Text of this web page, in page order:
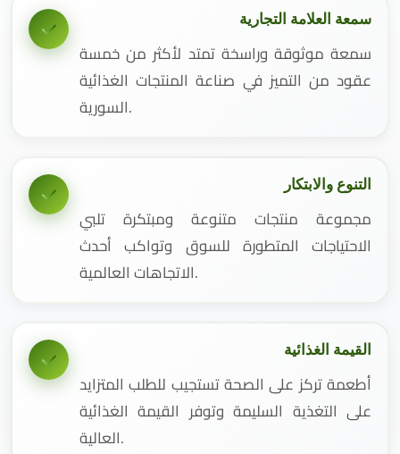
سمعة العلامة التجارية
سمعة موثوقة وراسخة تمتد لأكثر من خمسة
عقود من التميز في صناعة المنتجات الغذائية
السورية.
التنوع والابتكار
مجموعة منتجات متنوعة ومبتكرة تلبي
الاحتياجات المتطورة للسوق وتواكب أحدث
الاتجاهات العالمية.
القيمة الغذائية
أطعمة تركز على الصحة تستجيب للطلب المتزايد
على التغذية السليمة وتوفر القيمة الغذائية
العالية.